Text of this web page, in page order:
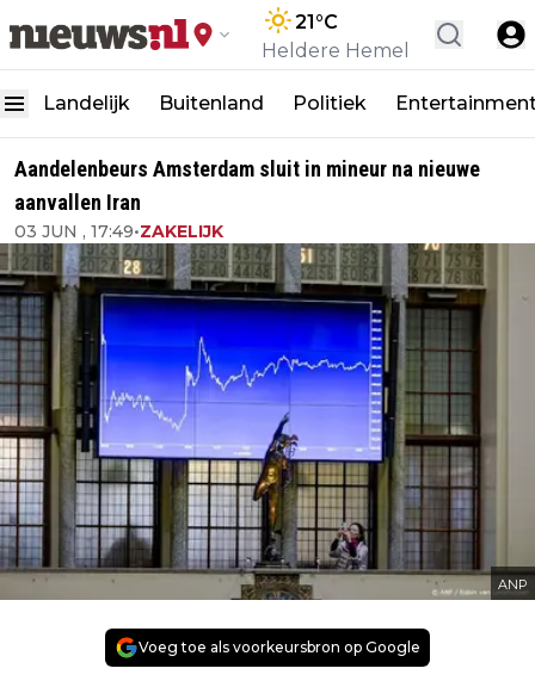
21°C
Heldere Hemel
Landelijk Buitenland Politiek
Aandelenbeurs Amsterdam sluit in mineur na nieuwe
aanvallen Iran
03 JUN , 17:49•ZAKELIJK
ANP
Voeg toe als voorkeursbron op Google